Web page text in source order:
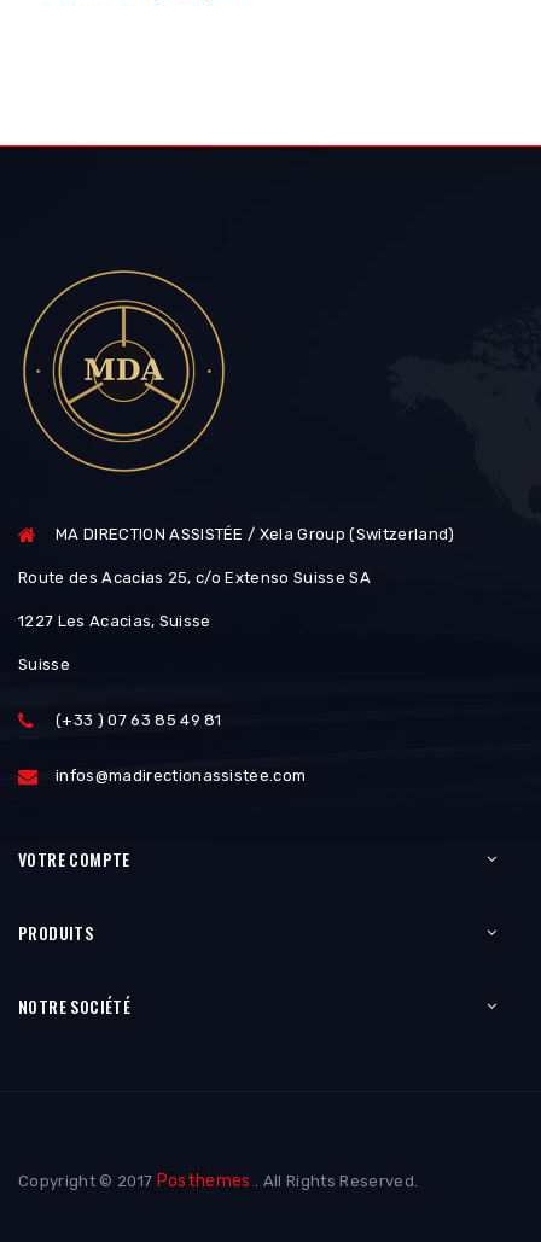
MA DIRECTION ASSISTÉE / Xela Group (Switzerland)
Route des Acacias 25, c/o Extenso Suisse SA
1227 Les Acacias, Suisse
Suisse
(+33 ) 07 63 85 49 81
infos@madirectionassistee.com
VOTRE COMPTE
PRODUITS
NOTRE SOCIÉTÉ
Copyright © 2017 Posthemes . All Rights Reserved.